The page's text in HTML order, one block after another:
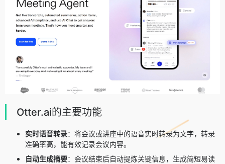
Otter.ai的主要功能
实时语音转录：将会议或讲座中的语音实时转录为文字，转录
准确率高，能有效记录会议内容。
自动生成摘要：会议结束后自动提炼关键信息，生成简短易读